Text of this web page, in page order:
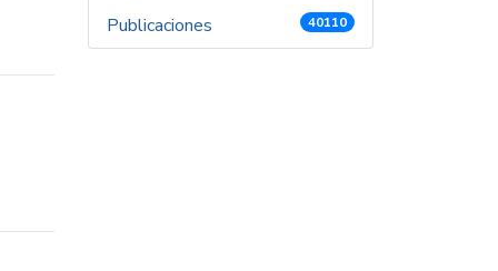
Publicaciones 40110